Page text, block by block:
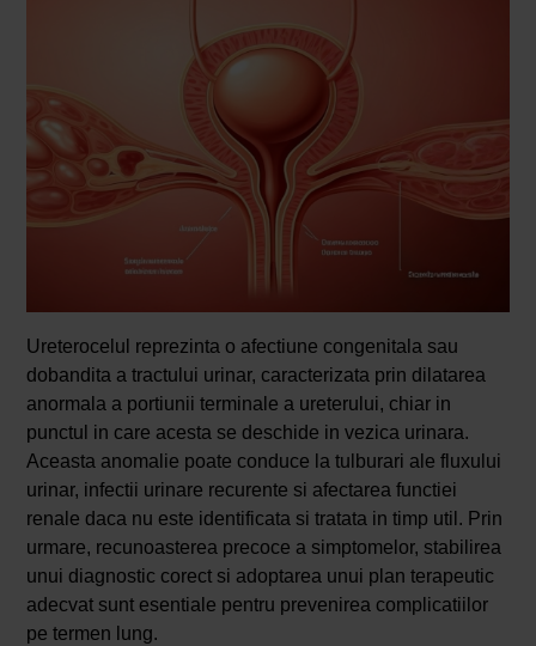
Ureterocelul reprezinta o afectiune congenitala sau
dobandita a tractului urinar, caracterizata prin dilatarea
anormala a portiunii terminale a ureterului, chiar in
punctul in care acesta se deschide in vezica urinara.
Aceasta anomalie poate conduce la tulburari ale fluxului
urinar, infectii urinare recurente si afectarea functiei
renale daca nu este identificata si tratata in timp util. Prin
urmare, recunoasterea precoce a simptomelor, stabilirea
unui diagnostic corect si adoptarea unui plan terapeutic
adecvat sunt esentiale pentru prevenirea complicatiilor
pe termen lung.